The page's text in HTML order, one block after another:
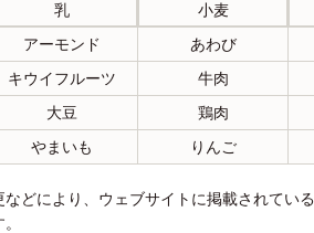
乳 小麦
アーモンド あわび
キウイフルーツ 牛肉
大豆 鶏肉
やまいも りんご
どにより、ウェブサイトに掲載されてい